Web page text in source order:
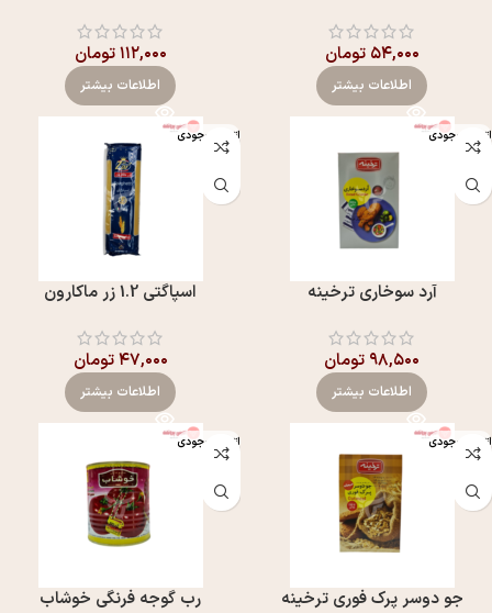
۵۴,۰۰۰ تومان
اطلاعات بیشتر
۱۱۲,۰۰۰تومان
اطلاعات بیشتر
اتمام موجودی
آرد سوخاری ترخینه
۹۸,۵۰۰ تومان
اطلاعات بیشتر
اتمام موجودی
اسپاگتی 1.2 زر ماکارون
۴۷,۰۰۰تومان
اطلاعات بیشتر
اتمام موجودی
جو دوسر پرک فوری ترخینه
اتمام موجودی
رب گوجه فرنگی خوشاب